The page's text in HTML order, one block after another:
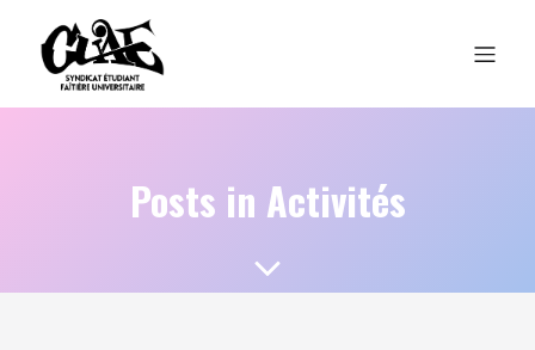
Posts in Activités